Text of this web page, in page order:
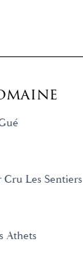
Les Sentiers
Athets